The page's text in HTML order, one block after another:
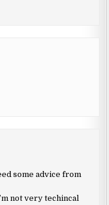
some advice from
not very techincal